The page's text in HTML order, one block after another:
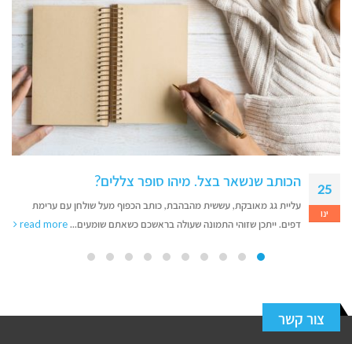
31
מרץ
איך הפך הבוקטוק למנוע המכירות החזק של הסופרות
והסופרים העצמאים בז'אנר הרומנטיקה
בשנים האחרונות עולם הספרות עבר טלטלה שאיש לא צפה. אם בעבר הדרך
צור קשר